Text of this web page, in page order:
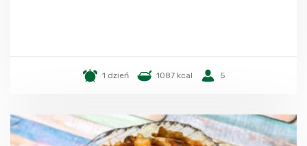
1 dzień 1087 kcal 5